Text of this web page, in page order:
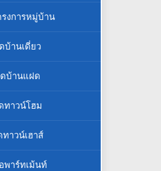
งการหมู่บ้าน
บ้านเดี่ยว
บ้านแฝด
ทาวน์โฮม
าวน์เฮาส์
พาร์ทเม้นท์